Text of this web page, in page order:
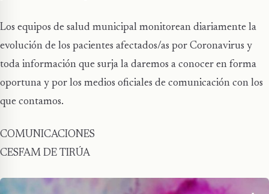
Los equipos de salud municipal monitorean diariamente la
evolución de los pacientes afectados/as por Coronavirus y
toda información que surja la daremos a conocer en forma
oportuna y por los medios oficiales de comunicación con los
que contamos.
COMUNICACIONES
CESFAM DE TIRÚA